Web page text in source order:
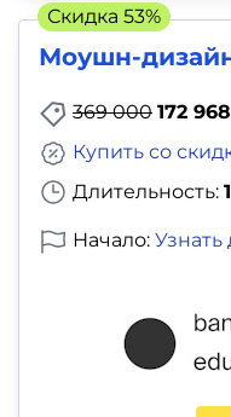
Моушн-
369 000 172
Длительность:
Купить со
Начало: Узнать
Скидка 53%